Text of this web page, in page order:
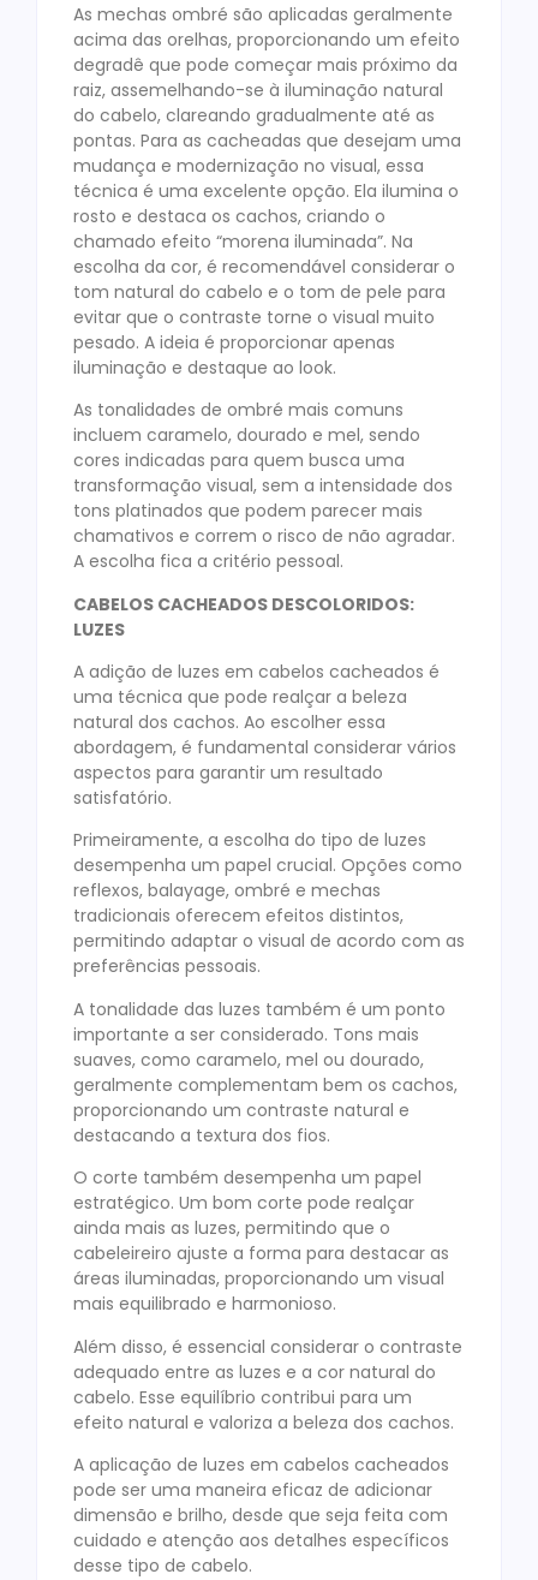
As mechas ombré são aplicadas geralmente
acima das orelhas, proporcionando um efeito
degradê que pode começar mais próximo da
raiz, assemelhando-se à iluminação natural
do cabelo, clareando gradualmente até as
pontas. Para as cacheadas que desejam uma
mudança e modernização no visual, essa
técnica é uma excelente opção. Ela ilumina o
rosto e destaca os cachos, criando o
chamado efeito “morena iluminada”. Na
escolha da cor, é recomendável considerar o
tom natural do cabelo e o tom de pele para
evitar que o contraste torne o visual muito
pesado. A ideia é proporcionar apenas
iluminação e destaque ao look.
As tonalidades de ombré mais comuns
incluem caramelo, dourado e mel, sendo
cores indicadas para quem busca uma
transformação visual, sem a intensidade dos
tons platinados que podem parecer mais
chamativos e correm o risco de não agradar.
A escolha fica a critério pessoal.
CABELOS CACHEADOS DESCOLORIDOS:
LUZES
A adição de luzes em cabelos cacheados é
uma técnica que pode realçar a beleza
natural dos cachos. Ao escolher essa
abordagem, é fundamental considerar vários
aspectos para garantir um resultado
satisfatório.
Primeiramente, a escolha do tipo de luzes
desempenha um papel crucial. Opções como
reflexos, balayage, ombré e mechas
tradicionais oferecem efeitos distintos,
permitindo adaptar o visual de acordo com as
preferências pessoais.
A tonalidade das luzes também é um ponto
importante a ser considerado. Tons mais
suaves, como caramelo, mel ou dourado,
geralmente complementam bem os cachos,
proporcionando um contraste natural e
destacando a textura dos fios.
O corte também desempenha um papel
estratégico. Um bom corte pode realçar
ainda mais as luzes, permitindo que o
cabeleireiro ajuste a forma para destacar as
áreas iluminadas, proporcionando um visual
mais equilibrado e harmonioso.
Além disso, é essencial considerar o contraste
adequado entre as luzes e a cor natural do
cabelo. Esse equilíbrio contribui para um
efeito natural e valoriza a beleza dos cachos.
A aplicação de luzes em cabelos cacheados
pode ser uma maneira eficaz de adicionar
dimensão e brilho, desde que seja feita com
cuidado e atenção aos detalhes específicos
desse tipo de cabelo.